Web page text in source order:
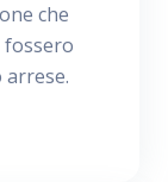
che
fossero
arrese.